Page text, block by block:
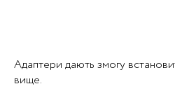
Адаптери дають змогу
вище.